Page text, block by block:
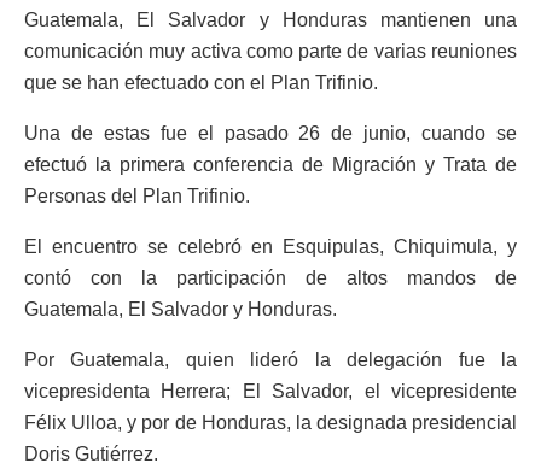
Guatemala, El Salvador y Honduras mantienen una
comunicación muy activa como parte de varias reuniones
que se han efectuado con el Plan Trifinio.
Una de estas fue el pasado 26 de junio, cuando se
efectuó la primera conferencia de Migración y Trata de
Personas del Plan Trifinio.
El encuentro se celebró en Esquipulas, Chiquimula, y
contó con la participación de altos mandos de
Guatemala, El Salvador y Honduras.
Por Guatemala, quien lideró la delegación fue la
vicepresidenta Herrera; El Salvador, el vicepresidente
Félix Ulloa, y por de Honduras, la designada presidencial
Doris Gutiérrez.